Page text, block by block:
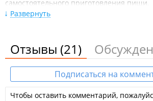
самостоятельного приготовления пищи.
Электроснабжение базы осуществляется
На территории:
Детский бассейн;
Спортивные площадки;
Парковка для автомобилей.
Правила:
Развернуть
Отзывы (21)
Подписаться на
Чтобы оставить комментарий,